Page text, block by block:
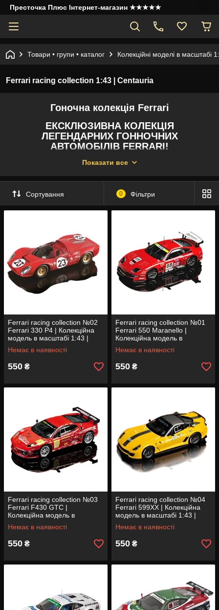
Престочка Плюс Інтернет-магазин ★★★★★
Товари • групи • каталог Колекційні моделі в масштабі
Ferrari racing collection 1:43 | Centauria
Гоночна колекція Ferrari
ЕКСКЛЮЗИВНА КОЛЕКЦІЯ
ЛЕГЕНДАРНИХ ГОННОЧНИХ
АВТОМОБІЛІВ FERRARI!
Загалом у колекції 41 випуск.
Показати все
Сортування 0 Фільтри
Ferrari racing collection №02
Ferrari 330 P4 | Колекційна
модель в масштабі 1:43 |
Centauria
Немає в наявності
550 ₴
Ferrari racing collection №01
Ferrari 550 Maranello |
Колекційна модель в
масштабі 1:43 | Centauria
Немає в наявності
550 ₴
Ferrari racing collection №03
Ferrari F430 GTC |
Колекційна модель в
масштабі 1:43 | Centauria
Немає в наявності
550 ₴
Ferrari racing collection №04
Ferrari 599XX | Колекційна
модель в масштабі 1:43 |
Centauria
Немає в наявності
550 ₴